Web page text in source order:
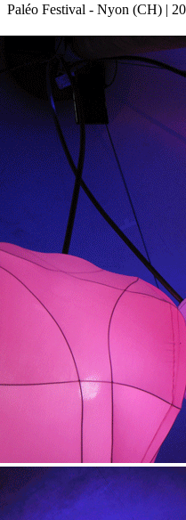
Paléo Festival - Nyon (CH) |